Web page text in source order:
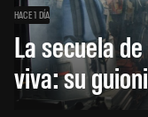
HACE 1 DÍA
La secuela
viva: su